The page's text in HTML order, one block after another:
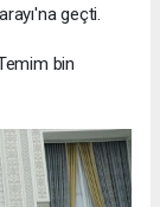
geçti.
bin